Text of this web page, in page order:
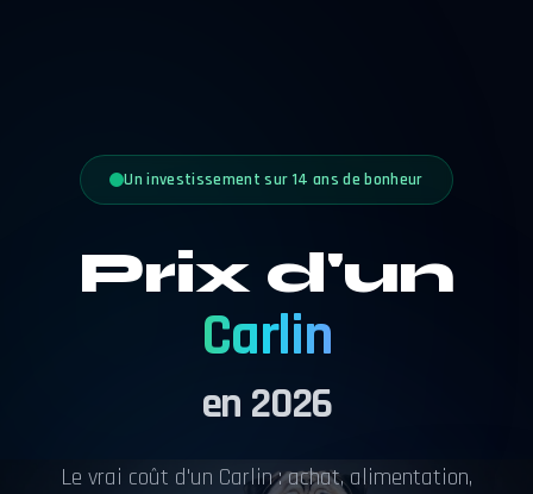
Un investissement sur 14 ans de bonheur
Prix d'un
Carlin
en 2026
Le vrai coût d'un Carlin : achat, alimentation,